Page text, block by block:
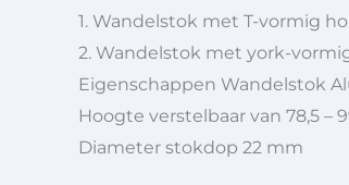
1. Wandelstok met T-vormig
2. Wandelstok met york-
Eigenschappen Wandelstok
Hoogte verstelbaar van 78,5 –
Diameter stokdop 22 mm